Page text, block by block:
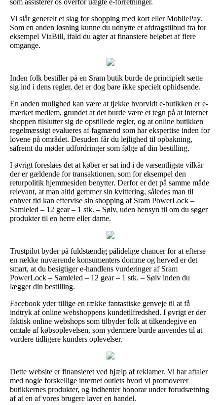
Vi slår generelt et slag for shopping med kort eller MobilePay.
Som en anden løsning kunne du udnytte et afdragstilbud fra for
eksempel ViaBill, ifald du agter at finansiere beløbet af flere
omgange.
Inden folk bestiller på en Sram butik burde de principielt sætte
sig ind i dens regler, det er dog bare ikke specielt ophidsende.
En anden mulighed kan være at tjekke hvorvidt e-butikken er e-
mærket medlem, grundet at det burde være et tegn på at internet
shoppen tilslutter sig de opstillede regler, og at online butikken
regelmæssigt evalueres af fagmænd som har ekspertise inden for
lovene på området. Desuden får du lejlighed til opbakning,
såfremt du møder udfordringer som følge af din bestilling.
I øvrigt foreslåes det at køber er sat ind i de væsentligste vilkår
der er gældende for transaktionen, som for eksempel den
returpolitik hjemmesiden benytter. Derfor er det på samme måde
relevant, at man altid gemmer sin kvittering, således man til
enhver tid kan eftervise sin shopping af Sram PowerLock –
Samleled – 12 gear – 1 stk. – Sølv, uden hensyn til om du søger
produkter til en herre eller dame.
Trustpilot byder på fuldstændig pålidelige chancer for at efterse
en række nuværende konsumenters domme og herved er det
smart, at du besigtiger e-handlens vurderinger af Sram
PowerLock – Samleled – 12 gear – 1 stk. – Sølv inden du
lægger din bestilling.
Facebook yder tillige en række fantastiske genveje til at få
indtryk af online webshoppens kundetilfredshed. I øvrigt er der
faktisk online webshops som tilbyder folk at tilkendegive en
omtale af købsoplevelsen, som ydermere burde anvendes til at
vurdere tidligere kunders oplevelser.
Dette website er finansieret ved hjælp af reklamer. Vi har aftaler
med nogle forskellige internet outlets hvori vi promoverer
butikkernes produkter, og indhenter honorar under forudsætning
af at en af vores brugere laver en handel.